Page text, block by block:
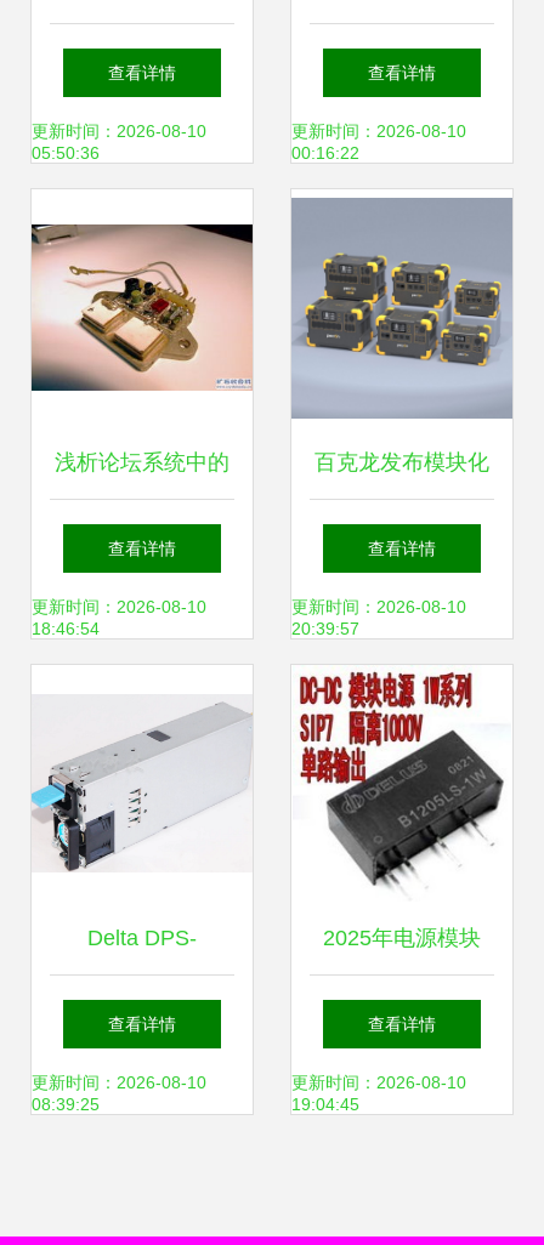
直流电源变换器价
格相对较高 价值分
查看详情
更新时间：2026-08-10
05:50:36
路输出模块电源产
品说明书
查看详情
更新时间：2026-08-10
00:16:22
浅析论坛系统中的
电源模块应用 从军
用品到Discuz与其
查看详情
更新时间：2026-08-10
18:46:54
百克龙发布模块化
大容量户外电源 内
置磷酸铁锂电芯，
至高8度电
查看详情
更新时间：2026-08-10
20:39:57
Delta DPS-
1200AB-16S评测
1200W高效能服务
查看详情
更新时间：2026-08-10
08:39:25
2025年电源模块
24V转15V最新最
全产品参考指南
查看详情
更新时间：2026-08-10
19:04:45